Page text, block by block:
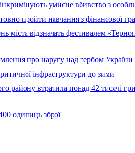
умисне вбивство з
пройти навчання з фінансової
відзначать фестивалем
про наругу над гербом України
інфраструктури до зими
району втратила понад 42 тисячі
одиниць зброї